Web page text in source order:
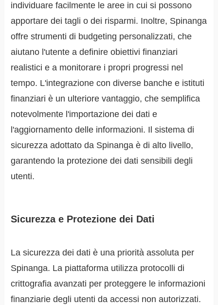
individuare facilmente le aree in cui si possono
apportare dei tagli o dei risparmi. Inoltre, Spinanga
offre strumenti di budgeting personalizzati, che
aiutano l'utente a definire obiettivi finanziari
realistici e a monitorare i propri progressi nel
tempo. L'integrazione con diverse banche e istituti
finanziari è un ulteriore vantaggio, che semplifica
notevolmente l'importazione dei dati e
l'aggiornamento delle informazioni. Il sistema di
sicurezza adottato da Spinanga è di alto livello,
garantendo la protezione dei dati sensibili degli
utenti.
Sicurezza e Protezione dei Dati
La sicurezza dei dati è una priorità assoluta per
Spinanga. La piattaforma utilizza protocolli di
crittografia avanzati per proteggere le informazioni
finanziarie degli utenti da accessi non autorizzati.